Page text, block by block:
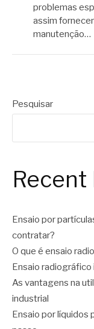
problemas
assim
manutenção…
Pesquisar
Recent
Ensaio por
contratar?
O que é ensaio
Ensaio radiográfico
As vantagens na
industrial
Ensaio por líquidos